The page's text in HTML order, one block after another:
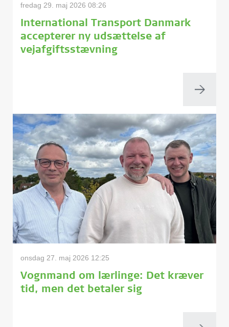
fredag 29. maj 2026 08:26
International Transport Danmark
accepterer ny udsættelse af
vejafgiftsstævning
onsdag 27. maj 2026 12:25
Vognmand om lærlinge: Det kræver
tid, men det betaler sig